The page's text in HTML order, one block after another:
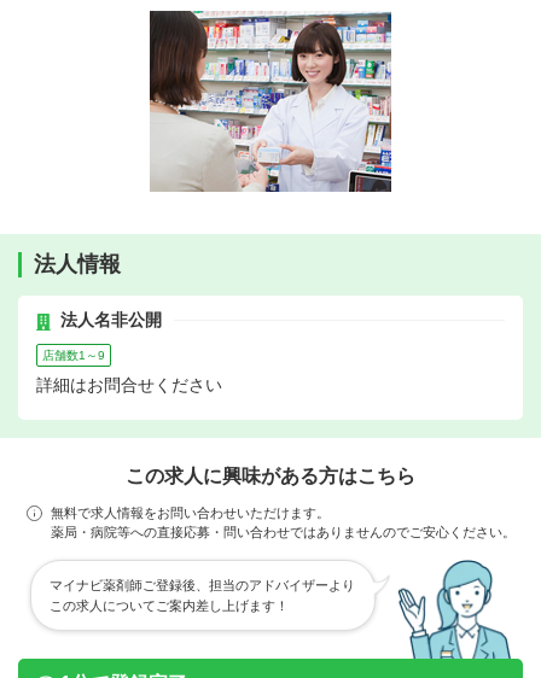
法人情報
法人名非公開
店舗数1～9
詳細はお問合せください
この求人に興味がある方はこちら
無料で求人情報をお問い合わせいただけます。
薬局・病院等への直接応募・問い合わせではありませんのでご安心ください。
マイナビ薬剤師ご登録後、担当のアドバイザーより
この求人についてご案内差し上げます！